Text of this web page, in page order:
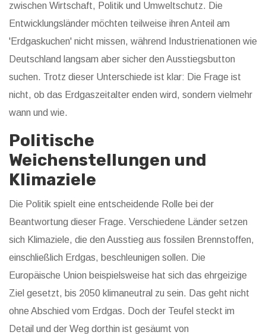
zwischen Wirtschaft, Politik und Umweltschutz. Die
Entwicklungsländer möchten teilweise ihren Anteil am
'Erdgaskuchen' nicht missen, während Industrienationen wie
Deutschland langsam aber sicher den Ausstiegsbutton
suchen. Trotz dieser Unterschiede ist klar: Die Frage ist
nicht, ob das Erdgaszeitalter enden wird, sondern vielmehr
wann und wie.
Politische
Weichenstellungen und
Klimaziele
Die Politik spielt eine entscheidende Rolle bei der
Beantwortung dieser Frage. Verschiedene Länder setzen
sich Klimaziele, die den Ausstieg aus fossilen Brennstoffen,
einschließlich Erdgas, beschleunigen sollen. Die
Europäische Union beispielsweise hat sich das ehrgeizige
Ziel gesetzt, bis 2050 klimaneutral zu sein. Das geht nicht
ohne Abschied vom Erdgas. Doch der Teufel steckt im
Detail und der Weg dorthin ist gesäumt von